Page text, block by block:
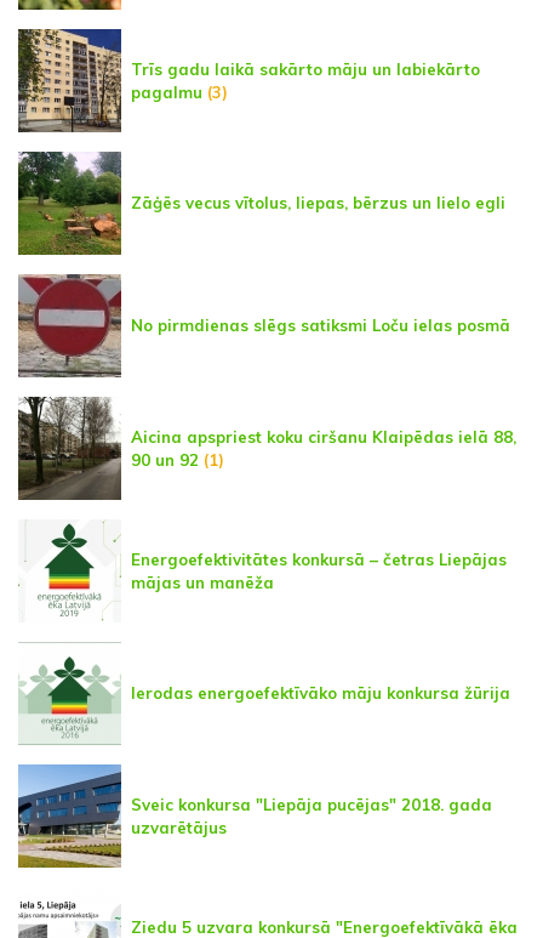
Trīs gadu laikā sakārto māju un labiekārto
pagalmu (3)
Zāģēs vecus vītolus, liepas, bērzus un lielo egli
No pirmdienas slēgs satiksmi Loču ielas posmā
Aicina apspriest koku ciršanu Klaipēdas ielā 88,
90 un 92 (1)
Energoefektivitātes konkursā – četras Liepājas
mājas un manēža
Ierodas energoefektīvāko māju konkursa žūrija
Sveic konkursa "Liepāja pucējas" 2018. gada
uzvarētājus
Ziedu 5 uzvara konkursā "Energoefektīvākā ēka